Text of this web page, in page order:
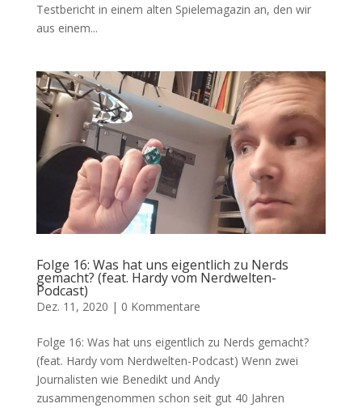
Testbericht in einem alten Spielemagazin an, den wir
aus einem...
Folge 16: Was hat uns eigentlich zu Nerds
gemacht? (feat. Hardy vom Nerdwelten-
Podcast)
Dez. 11, 2020 | 0 Kommentare
Folge 16: Was hat uns eigentlich zu Nerds gemacht?
(feat. Hardy vom Nerdwelten-Podcast) Wenn zwei
Journalisten wie Benedikt und Andy
zusammengenommen schon seit gut 40 Jahren